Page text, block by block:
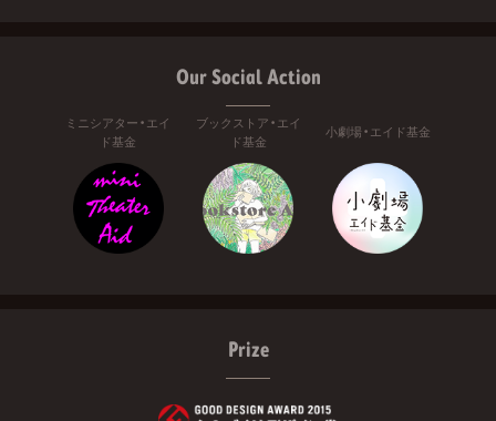
Our Social Action
ミニシアター・エイ
ド基金
ブックストア・エイ
ド基金
小劇場・エイド基金
Prize